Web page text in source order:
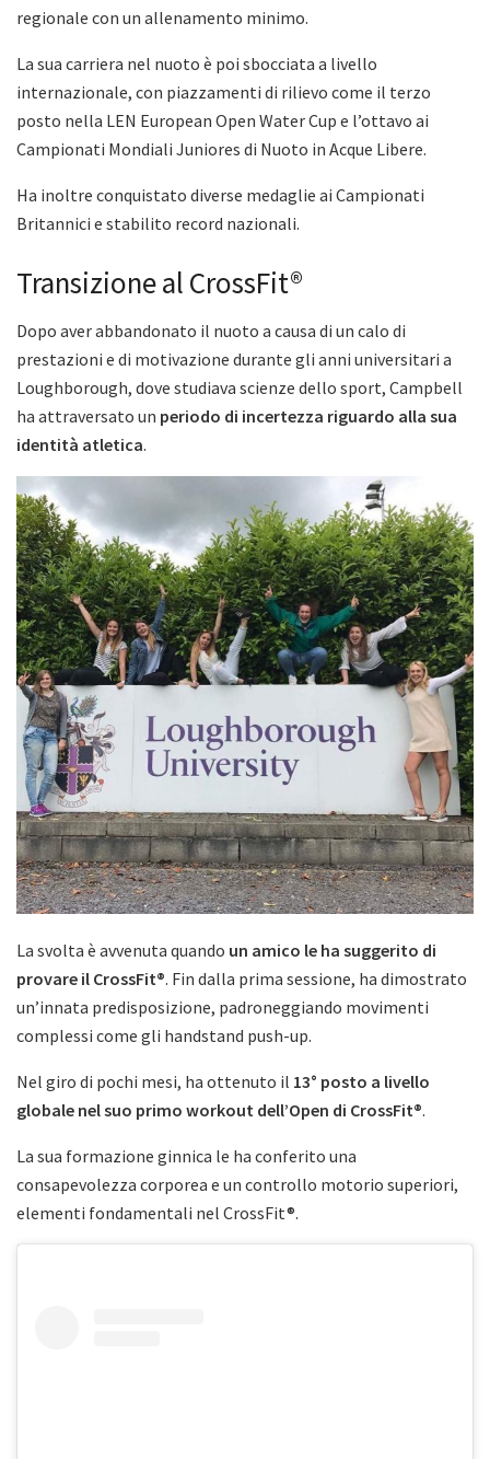
regionale con un allenamento minimo.
La sua carriera nel nuoto è poi sbocciata a livello
internazionale, con piazzamenti di rilievo come il terzo
posto nella LEN European Open Water Cup e l’ottavo ai
Campionati Mondiali Juniores di Nuoto in Acque Libere.
Ha inoltre conquistato diverse medaglie ai Campionati
Britannici e stabilito record nazionali.
Transizione al CrossFit®
Dopo aver abbandonato il nuoto a causa di un calo di
prestazioni e di motivazione durante gli anni universitari a
Loughborough, dove studiava scienze dello sport, Campbell
ha attraversato un periodo di incertezza riguardo alla sua
identità atletica.
La svolta è avvenuta quando un amico le ha suggerito di
provare il CrossFit®. Fin dalla prima sessione, ha dimostrato
un’innata predisposizione, padroneggiando movimenti
complessi come gli handstand push-up.
Nel giro di pochi mesi, ha ottenuto il 13° posto a livello
globale nel suo primo workout dell’Open di CrossFit®.
La sua formazione ginnica le ha conferito una
consapevolezza corporea e un controllo motorio superiori,
elementi fondamentali nel CrossFit®.